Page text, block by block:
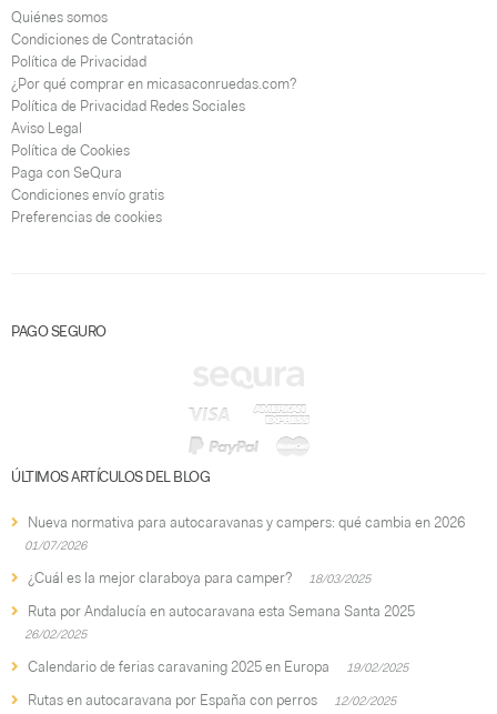
Quiénes somos
Condiciones de Contratación
Política de Privacidad
¿Por qué comprar en micasaconruedas.com?
Política de Privacidad Redes Sociales
Aviso Legal
Política de Cookies
Paga con SeQura
Condiciones envío gratis
Preferencias de cookies
PAGO SEGURO
ÚLTIMOS ARTÍCULOS DEL BLOG
Nueva normativa para autocaravanas y campers: qué cambia en 2026
01/07/2026
¿Cuál es la mejor claraboya para camper? 18/03/2025
Ruta por Andalucía en autocaravana esta Semana Santa 2025
26/02/2025
Calendario de ferias caravaning 2025 en Europa 19/02/2025
Rutas en autocaravana por España con perros 12/02/2025